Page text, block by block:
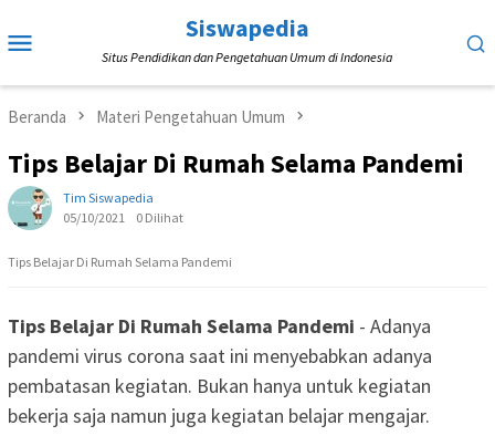
ke
Mobile
Siswapedia
Situs Pendidikan dan Pengetahuan Umum di Indonesia
Beranda Materi Pengetahuan Umum
Tips Belajar Di Rumah Selama Pandemi
Tim Siswapedia
05/10/2021
0 Dilihat
Tips Belajar Di Rumah Selama Pandemi
Tips Belajar Di Rumah Selama Pandemi - Adanya
pandemi virus corona saat ini menyebabkan adanya
pembatasan kegiatan. Bukan hanya untuk kegiatan
bekerja saja namun juga kegiatan belajar mengajar.